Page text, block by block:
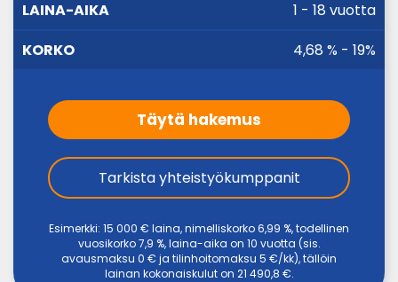
1 - 18 vuotta
4,68 % - 19%
Täytä hakemus
Tarkista yhteistyökumppanit
Esimerkki: 15 000 € laina, nimelliskorko 6,99 %, todellinen
vuosikorko 7,9 %, laina-aika on 10 vuotta (sis.
avausmaksu 0 € ja tilinhoitomaksu 5 €/kk), tällöin
lainan kokonaiskulut on 21 490,8 €.